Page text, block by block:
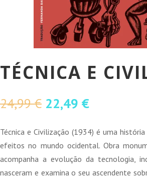
TÉCNICA E
24,99€ O
original
era:
24,99 €.
22,49 €O
atual
é:
22,49 €.
Técnica e Civilização (1934) é uma
efeitos no mundo ocidental. Obra
acompanha a evolução da tecnologia,
nasceram e examina o seu ascendente